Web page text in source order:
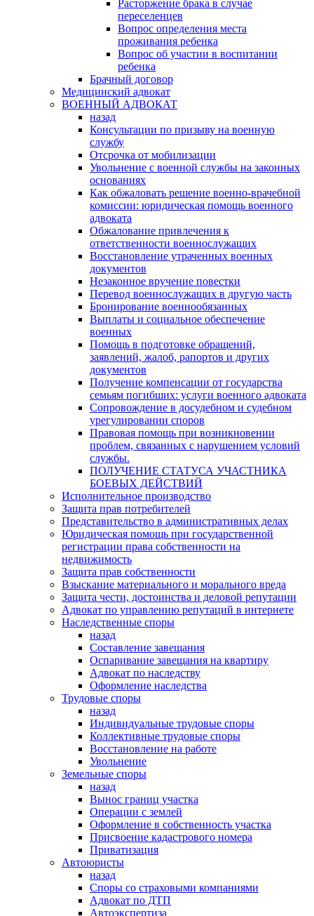
Расторжение брака в случае
переселенцев
Вопрос определения места
проживания ребенка
Вопрос об участии в воспитании
ребенка
Брачный договор
Медицинский адвокат
ВОЕННЫЙ АДВОКАТ
назад
Консультации по призыву на военную
службу
Отсрочка от мобилизации
Увольнение с военной службы на законных
основаниях
Как обжаловать решение военно-врачебной
комиссии: юридическая помощь военного
адвоката
Обжалование привлечения к
ответственности военнослужащих
Восстановление утраченных военных
документов
Незаконное вручение повестки
Перевод военнослужащих в другую часть
Бронирование военнообязанных
Выплаты и социальное обеспечение
военных
Помощь в подготовке обращений,
заявлений, жалоб, рапортов и других
документов
Получение компенсации от государства
семьям погибших: услуги военного адвоката
Сопровождение в досудебном и судебном
урегулировании споров
Правовая помощь при возникновении
проблем, связанных с нарушением условий
службы.
ПОЛУЧЕНИЕ СТАТУСА УЧАСТНИКА
БОЕВЫХ ДЕЙСТВИЙ
Исполнительное производство
Защита прав потребителей
Представительство в административных делах
Юридическая помощь при государственной
регистрации права собственности на
недвижимость
Защита прав собственности
Взыскание материального и морального вреда
Защита чести, достоинства и деловой репутации
Адвокат по управлению репутаций в интернете
Наследственные споры
назад
Составление завещания
Оспаривание завещания на квартиру
Адвокат по наследству
Оформление наследства
Трудовые споры
назад
Индивидуальные трудовые споры
Коллективные трудовые споры
Восстановление на работе
Увольнение
Земельные споры
назад
Вынос границ участка
Операции с землей
Оформление в собственность участка
Присвоение кадастрового номера
Приватизация
Автоюристы
назад
Споры со страховыми компаниями
Адвокат по ДТП
Автоэкспертиза